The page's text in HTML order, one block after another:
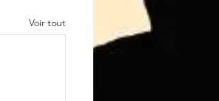
Voir tout